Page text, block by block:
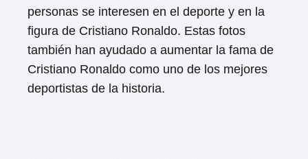
personas se interesen en el deporte y en la
figura de Cristiano Ronaldo. Estas fotos
también han ayudado a aumentar la fama de
Cristiano Ronaldo como uno de los mejores
deportistas de la historia.